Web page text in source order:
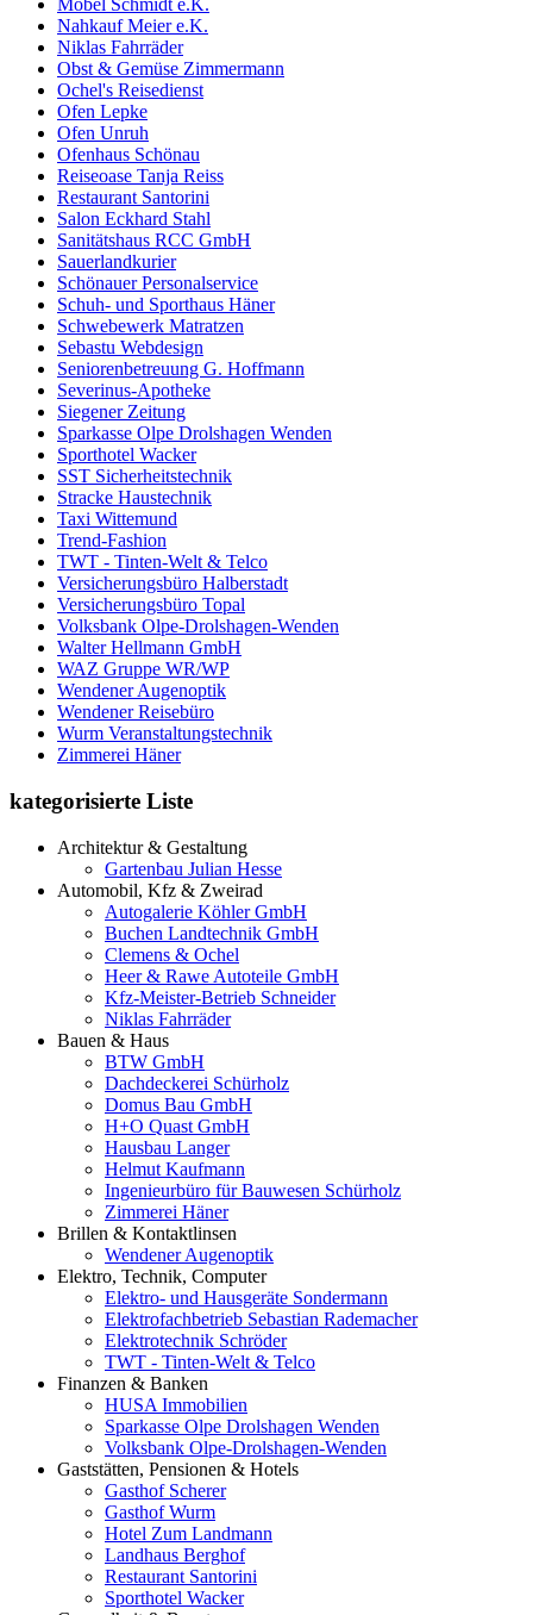
Möbel Schmidt e.K.
Nahkauf Meier e.K.
Niklas Fahrräder
Obst & Gemüse Zimmermann
Ochel's Reisedienst
Ofen Lepke
Ofen Unruh
Ofenhaus Schönau
Reiseoase Tanja Reiss
Restaurant Santorini
Salon Eckhard Stahl
Sanitätshaus RCC GmbH
Sauerlandkurier
Schönauer Personalservice
Schuh- und Sporthaus Häner
Schwebewerk Matratzen
Sebastu Webdesign
Seniorenbetreuung G. Hoffmann
Severinus-Apotheke
Siegener Zeitung
Sparkasse Olpe Drolshagen Wenden
Sporthotel Wacker
SST Sicherheitstechnik
Stracke Haustechnik
Taxi Wittemund
Trend-Fashion
TWT - Tinten-Welt & Telco
Versicherungsbüro Halberstadt
Versicherungsbüro Topal
Volksbank Olpe-Drolshagen-Wenden
Walter Hellmann GmbH
WAZ Gruppe WR/WP
Wendener Augenoptik
Wendener Reisebüro
Wurm Veranstaltungstechnik
Zimmerei Häner
kategorisierte Liste
Architektur & Gestaltung
Gartenbau Julian Hesse
Automobil, Kfz & Zweirad
Autogalerie Köhler GmbH
Buchen Landtechnik GmbH
Clemens & Ochel
Heer & Rawe Autoteile GmbH
Kfz-Meister-Betrieb Schneider
Niklas Fahrräder
Bauen & Haus
BTW GmbH
Dachdeckerei Schürholz
Domus Bau GmbH
H+O Quast GmbH
Hausbau Langer
Helmut Kaufmann
Ingenieurbüro für Bauwesen Schürholz
Zimmerei Häner
Brillen & Kontaktlinsen
Wendener Augenoptik
Elektro, Technik, Computer
Elektro- und Hausgeräte Sondermann
Elektrofachbetrieb Sebastian Rademacher
Elektrotechnik Schröder
TWT - Tinten-Welt & Telco
Finanzen & Banken
HUSA Immobilien
Sparkasse Olpe Drolshagen Wenden
Volksbank Olpe-Drolshagen-Wenden
Gaststätten, Pensionen & Hotels
Gasthof Scherer
Gasthof Wurm
Hotel Zum Landmann
Landhaus Berghof
Restaurant Santorini
Sporthotel Wacker